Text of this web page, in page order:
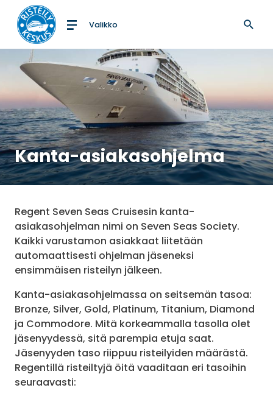
Etusivulle
Valikko
Kanta-asiakasohjelma
Regent Seven Seas Cruisesin kanta-
asiakasohjelman nimi on Seven Seas Society.
Kaikki varustamon asiakkaat liitetään
automaattisesti ohjelman jäseneksi
ensimmäisen risteilyn jälkeen.
Kanta-asiakasohjelmassa on seitsemän tasoa:
Bronze, Silver, Gold, Platinum, Titanium, Diamond
ja Commodore. Mitä korkeammalla tasolla olet
jäsenyydessä, sitä parempia etuja saat.
Jäsenyyden taso riippuu risteilyiden määrästä.
Regentillä risteiltyjä öitä vaaditaan eri tasoihin
seuraavasti: